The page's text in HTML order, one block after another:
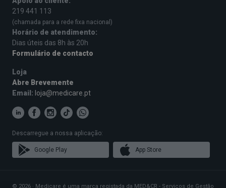
219 441 113
(chamada para a rede fixa nacional)
Horário de atendimento:
Dias úteis das 8h às 20h
Formulário de contacto
Loja
Abre Brevemente
Email: loja@medicare.pt
Descarregue a nossa aplicação:
Google Play App Store
© 2026 · Medicare é uma marca registada da MED&CR - Serviços de Gestão